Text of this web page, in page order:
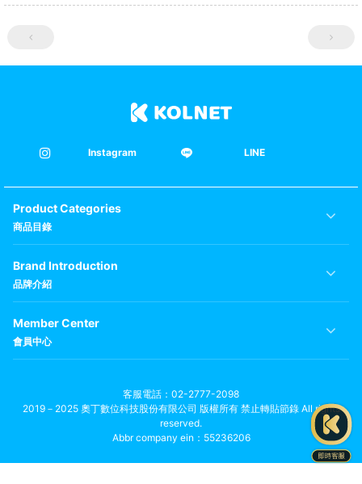
Instagram LINE
Product Categories
商品目錄
Brand Introduction
品牌介紹
Member Center
會員中心
客服電話
02-2777-2098
2019－2025 奧丁數位科技股份有限公司 版權所有 禁止轉貼節錄 All rights
reserved.
Abbr company ein：55236206